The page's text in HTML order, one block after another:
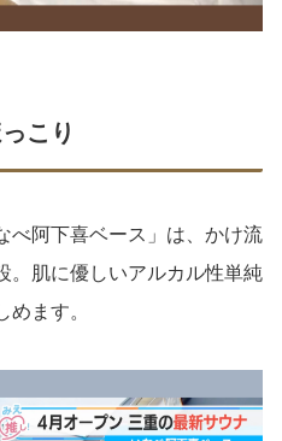
こり
べ阿下喜ベース」は、かけ流
。肌に優しいアルカル性単純
ます。